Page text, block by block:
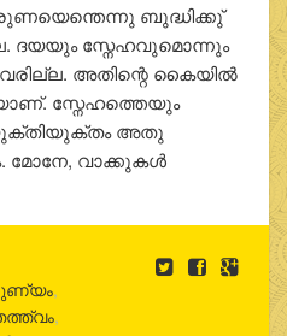
ബുദ്ധിക്കു്
ദയയും സ്നേഹവുമൊന്നും
അതിന്റെ കൈയില്‍
സ്നേഹത്തെയും
അതു
മോനേ, വാക്കുകള്‍
,
,